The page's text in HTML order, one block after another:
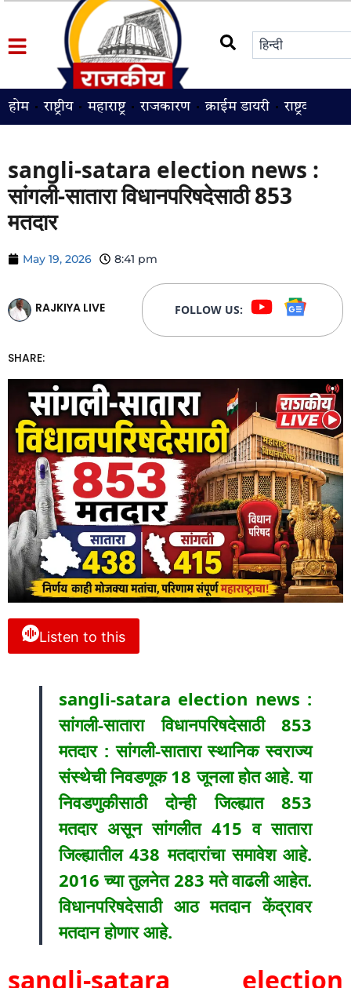
होम राष्ट्रीय महाराष्ट्र राजकारण क्राईम डायरी राष्ट्रवादी
sangli-satara election news :
सांगली-सातारा विधानपरिषदेसाठी 853
मतदार
May 19, 2026 8:41 pm
RAJKIYA LIVE FOLLOW US:
SHARE:
Listen to this
sangli-satara election news :
सांगली-सातारा विधानपरिषदेसाठी 853
मतदार : सांगली-सातारा स्थानिक स्वराज्य
संस्थेची निवडणूक 18 जूनला होत आहे. या
निवडणुकीसाठी दोन्ही जिल्ह्यात 853
मतदार असून सांगलीत 415 व सातारा
जिल्ह्यातील 438 मतदारांचा समावेश आहे.
2016 च्या तुलनेत 283 मते वाढली आहेत.
विधानपरिषदेसाठी आठ मतदान केंद्रावर
मतदान होणार आहे.
sangli-satara election